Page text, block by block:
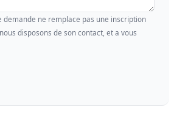
demande ne remplace pas une inscription
disposons de son contact, et a vous